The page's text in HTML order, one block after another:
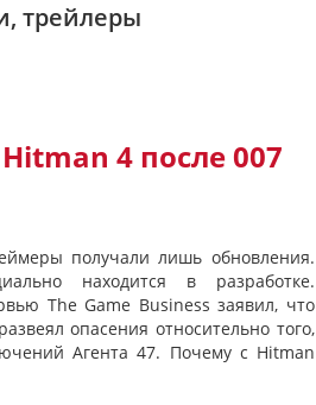
трейлеры
4 после 007
получали лишь обновления.
находится в разработке.
The Game Business заявил, что
опасения относительно того,
Агента 47. Почему с Hitman